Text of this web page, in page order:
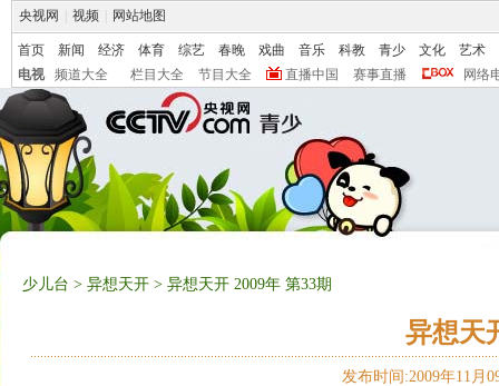
央视网 视频 网站地图
首页 新闻 经济 体育 综艺 春晚 戏曲 音乐 科教 青少 文化
艺术
电视
频道大全 栏目大全 节目大全 直播中国 赛事直播 网络
少儿台 > 异想天开 > 异想天开 2009年 第33期
异想天
发布时间:2009年11月